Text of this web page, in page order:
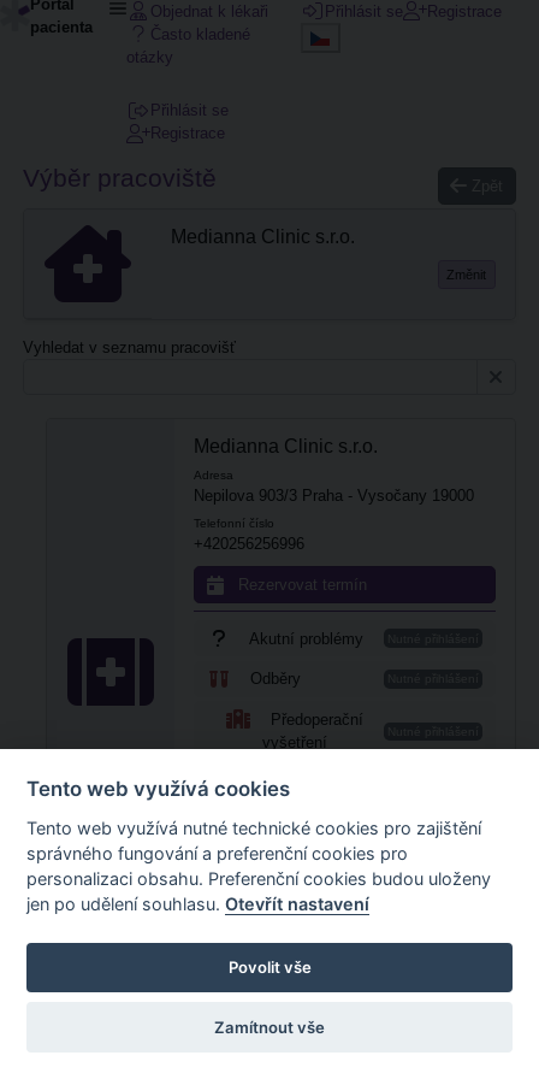
Portál
pacienta
Objednat k lékaři
Často kladené
otázky
Přihlásit se
Registrace
Přihlásit se Registrace
Výběr pracoviště
Medianna Clinic s.r.o.
Změnit
Vyhledat v seznamu pracovišť
Medianna Clinic s.r.o.
Adresa
Nepilova 903/3 Praha - Vysočany 19000
Telefonní číslo
+420256256996
Rezervovat termín
Akutní problémy
Odběry
Předoperační
vyšetření
Recept
Výsledky odběrů Nutné přihlášení
Vystavení
pracovní neschopnosti
Nutné přihlášení
Tento web využívá cookies
Tento web využívá nutné technické cookies pro zajištění
správného fungování a preferenční cookies pro
personalizaci obsahu. Preferenční cookies budou uloženy
jen po udělení souhlasu.Otevřít nastavení
Povolit vše
Zamítnout vše